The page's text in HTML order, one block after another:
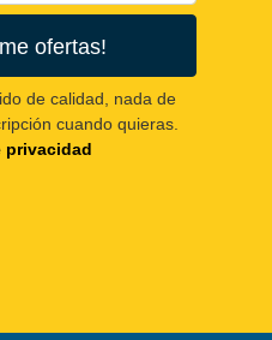
ofertas!
de calidad, nada de
cuando quieras.
privacidad